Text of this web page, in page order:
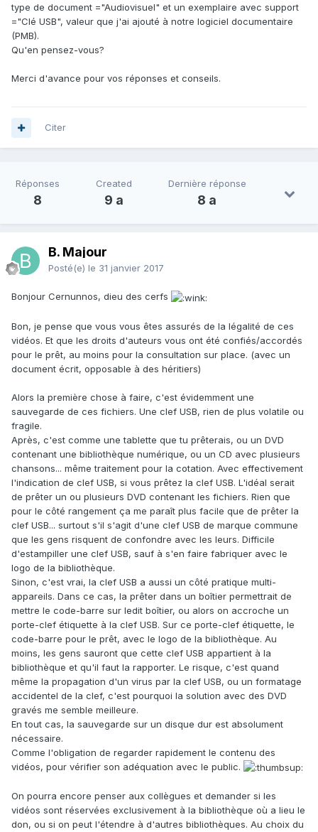
type de document ="Audiovisuel" et un exemplaire avec support
="Clé USB", valeur que j'ai ajouté à notre logiciel documentaire
(PMB).
Qu'en pensez-vous?
Merci d'avance pour vos réponses et conseils.
Citer
Réponses
8
Created
9 a
Dernière réponse
8 a
B. Majour
Posté(e) le 31 janvier 2017
Bonjour Cernunnos, dieu des cerfs
Bon, je pense que vous vous êtes assurés de la légalité de ces
vidéos. Et que les droits d'auteurs vous ont été confiés/accordés
pour le prêt, au moins pour la consultation sur place. (avec un
document écrit, opposable à des héritiers)
Alors la première chose à faire, c'est évidemment une
sauvegarde de ces fichiers. Une clef USB, rien de plus volatile ou
fragile.
Après, c'est comme une tablette que tu prêterais, ou un DVD
contenant une bibliothèque numérique, ou un CD avec plusieurs
chansons... même traitement pour la cotation. Avec effectivement
l'indication de clef USB, si vous prêtez la clef USB. L'idéal serait
de prêter un ou plusieurs DVD contenant les fichiers. Rien que
pour le côté rangement ça me paraît plus facile que de prêter la
clef USB... surtout s'il s'agit d'une clef USB de marque commune
que les gens risquent de confondre avec les leurs. Difficile
d'estampiller une clef USB, sauf à s'en faire fabriquer avec le
logo de la bibliothèque.
Sinon, c'est vrai, la clef USB a aussi un côté pratique multi-
appareils. Dans ce cas, la prêter dans un boîtier permettrait de
mettre le code-barre sur ledit boîtier, ou alors on accroche un
porte-clef étiquette à la clef USB. Sur ce porte-clef étiquette, le
code-barre pour le prêt, avec le logo de la bibliothèque. Au
moins, les gens sauront que cette clef USB appartient à la
bibliothèque et qu'il faut la rapporter. Le risque, c'est quand
même la propagation d'un virus par la clef USB, ou un formatage
accidentel de la clef, c'est pourquoi la solution avec des DVD
gravés me semble meilleure.
En tout cas, la sauvegarde sur un disque dur est absolument
nécessaire.
Comme l'obligation de regarder rapidement le contenu des
vidéos, pour vérifier son adéquation avec le public.
On pourra encore penser aux collègues et demander si les
vidéos sont réservées exclusivement à la bibliothèque où a lieu le
don, ou si on peut l'étendre à d'autres bibliothèques. Au choix du